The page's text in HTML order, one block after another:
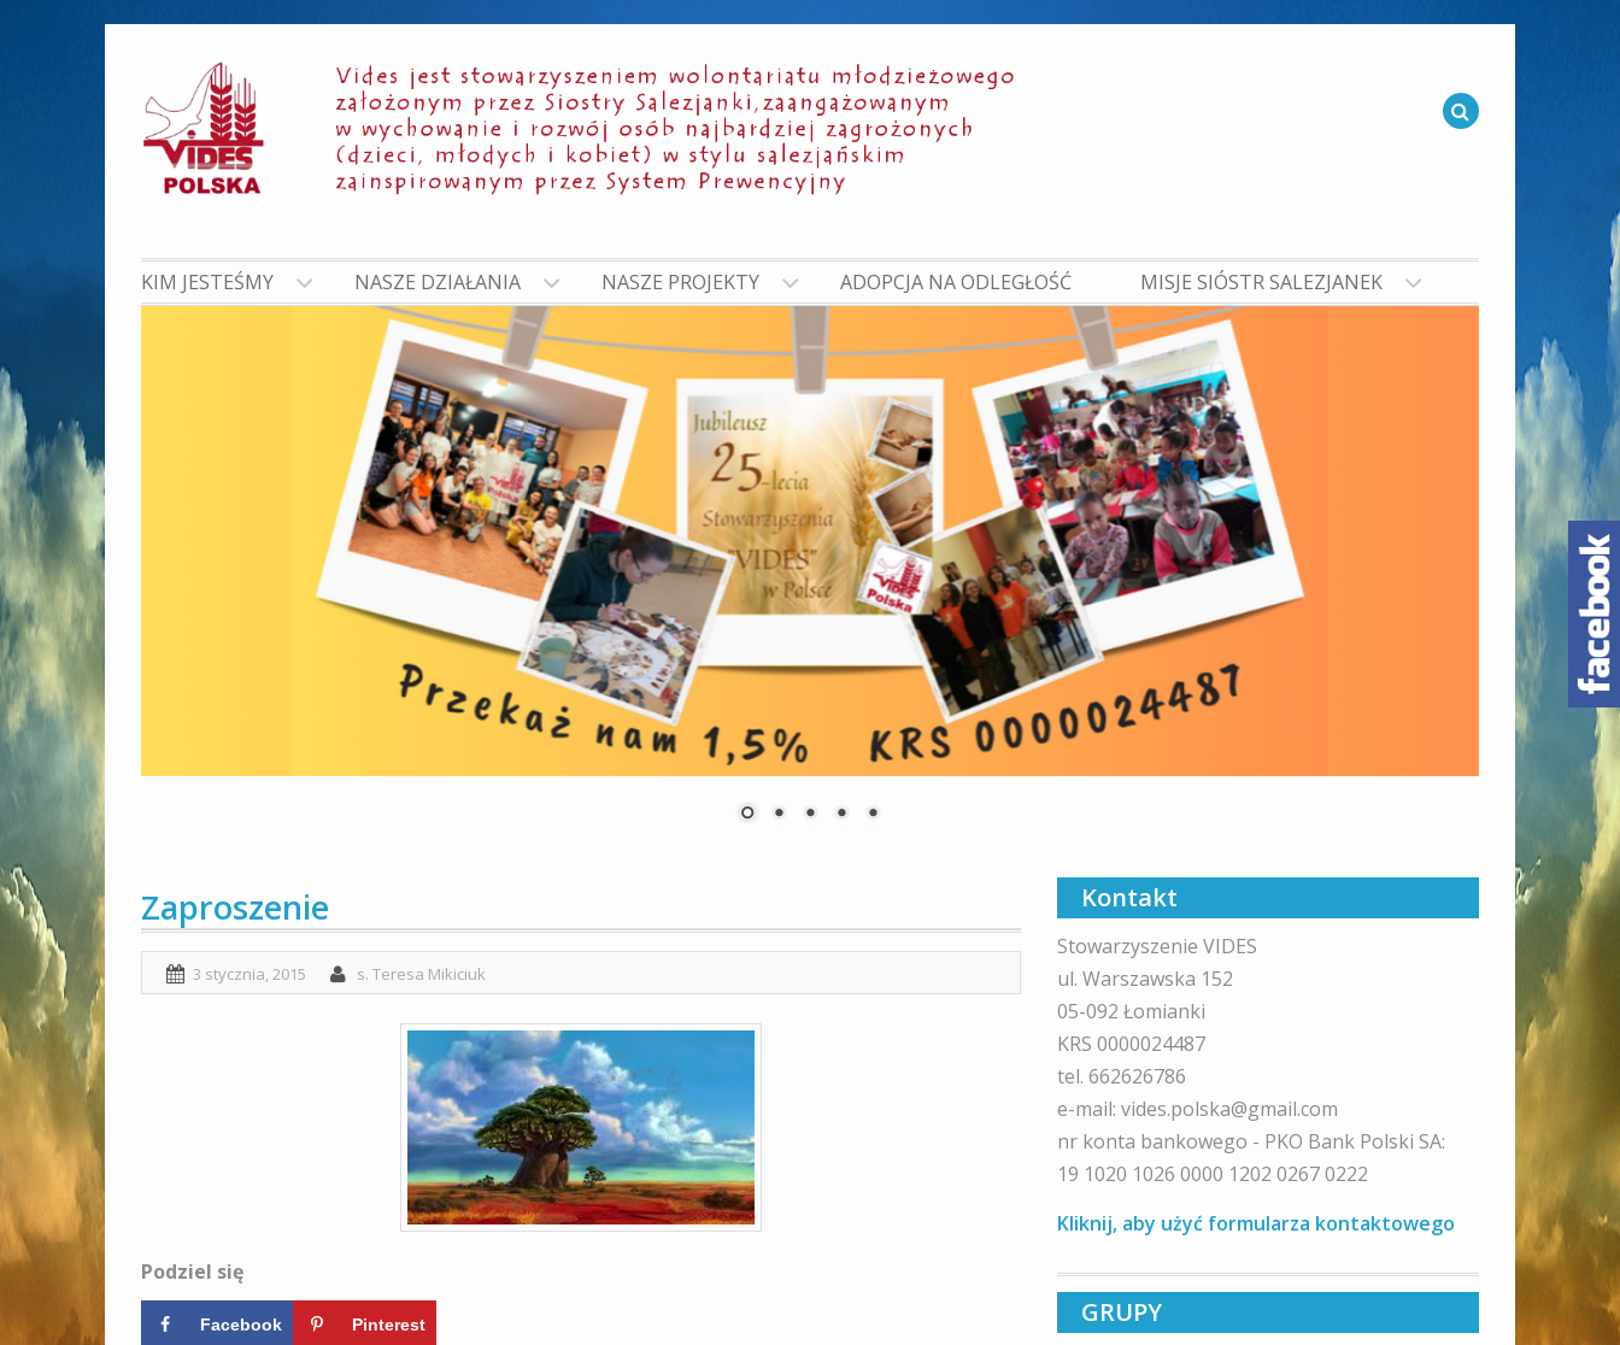
content
KIM JESTEŚMY NASZE DZIAŁANIA NASZE PROJEKTY ADOPCJA NA ODLEGŁOŚĆ MISJE SIÓSTR SALEZJANEK
Zaproszenie
3 stycznia, 2015 s. Teresa Mikiciuk
Podziel się
Facebook Pinterest
Kontakt
Stowarzyszenie VIDES
ul. Warszawska 152
05-092 Łomianki
KRS 0000024487
tel. 662626786
e-mail: vides.polska@gmail.com
nr konta bankowego - PKO Bank Polski SA:
19 1020 1026 0000 1202 0267 0222
Kliknij, aby użyć formularza kontaktowego
GRUPY